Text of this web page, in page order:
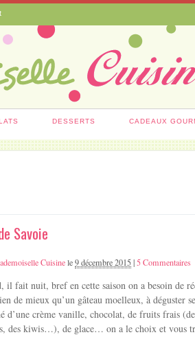
DESSERTS CADEAUX
Savoie
Cuisinele9 décembre 2015| 5 Commentaires
fait nuit, bref en cette saison on a besoin de
de mieux qu’un gâteau moelleux, à déguster
d’une crème vanille, chocolat, de fruits frais (de
des kiwis…), de glace… on a le choix et vous